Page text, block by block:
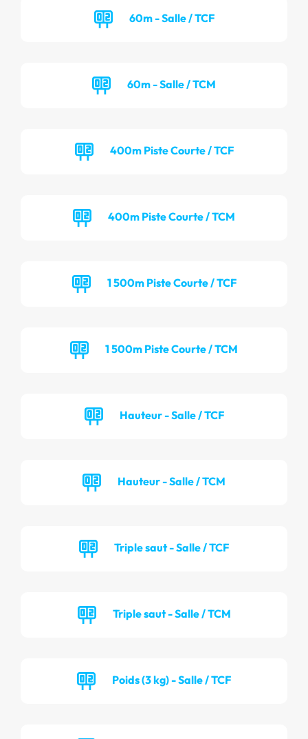
60m - Salle / TCF
60m - Salle / TCM
400m Piste Courte / TCF
400m Piste Courte / TCM
1 500m Piste Courte / TCF
1 500m Piste Courte / TCM
Hauteur - Salle / TCF
Hauteur - Salle / TCM
Triple saut - Salle / TCF
Triple saut - Salle / TCM
Poids (3 kg) - Salle / TCF